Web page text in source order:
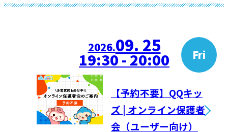
2026.09. 25 Fri
19:30 - 20:00
【予約不要】QQキッ
ズ | オンライン保護者
会（ユーザー向け）